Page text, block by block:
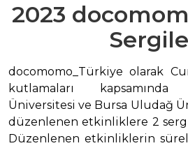
2023
docomomo_Türkiye olarak
kutlamaları
Üniversitesi ve Bursa Uludağ
düzenlenen etkinliklere 2 sergi
Düzenlenen etkinliklerin